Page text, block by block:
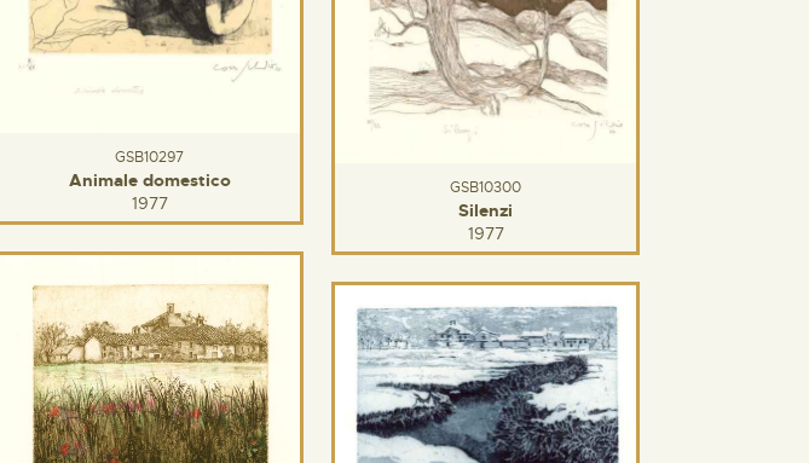
GSB10297
Animale domestico
1977
GSB10300
Silenzi
1977